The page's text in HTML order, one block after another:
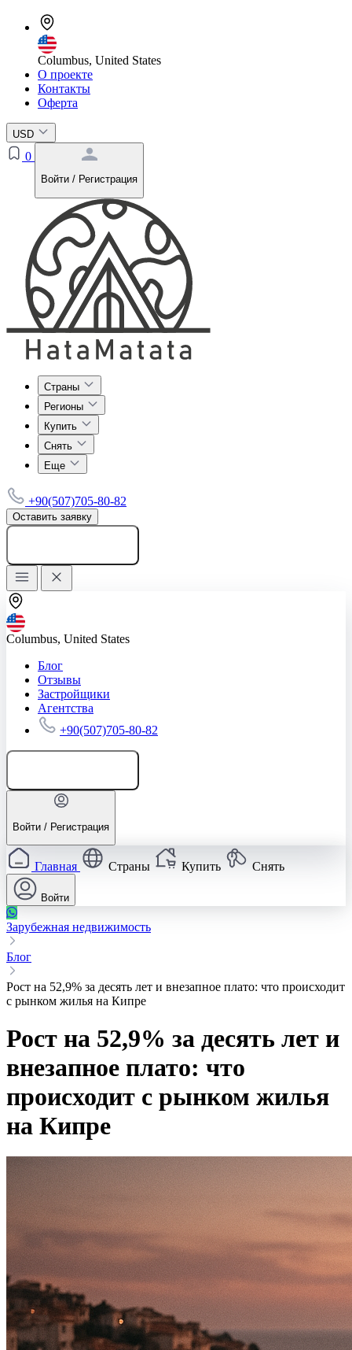
Columbus, United States
О проекте
Контакты
Оферта
USD
0
Войти / Регистрация
Страны
Регионы
Купить
Снять
Еще
+90(507)705-80-82
Оставить заявку
Columbus, United States
Блог
Отзывы
Застройщики
Агентства
+90(507)705-80-82
Войти / Регистрация
Главная Страны Купить Снять
Войти
Зарубежная недвижимость
Блог
Рост на 52,9% за десять лет и внезапное плато: что происходит
с рынком жилья на Кипре
Рост на 52,9% за десять лет и
внезапное плато: что
происходит с рынком жилья
на Кипре